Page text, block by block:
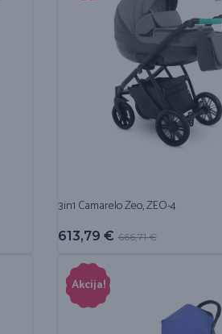
3in1 Camarelo Zeo, ZEO-4
666,71€
613,79 €
Akcija!